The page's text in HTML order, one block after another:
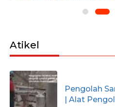
Atikel
Pengolah
| Alat